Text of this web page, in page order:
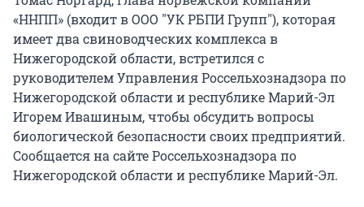
«ННПП» (входит в ООО "УК РБПИ Групп"), которая
имеет два свиноводческих комплекса в
Нижегородской области, встретился с
руководителем Управления Россельхознадзора по
Нижегородской области и республике Марий-Эл
Игорем Ивашиным, чтобы обсудить вопросы
биологической безопасности своих предприятий.
Сообщается на сайте Россельхознадзора по
Нижегородской области и республике Марий-Эл.